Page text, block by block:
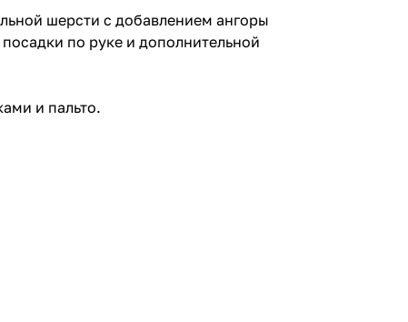
шерсти с добавлением ангоры
по руке и дополнительной
и пальто.